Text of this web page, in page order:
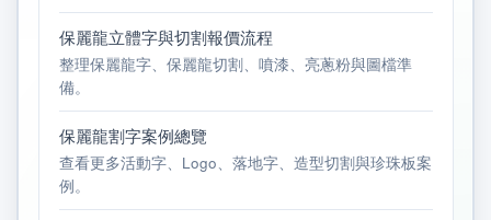
保麗龍立體字與切割報價流程
整理保麗龍字、保麗龍切割、噴漆、亮蔥粉與圖檔準
備。
保麗龍割字案例總覽
查看更多活動字、Logo、落地字、造型切割與珍珠板案
例。